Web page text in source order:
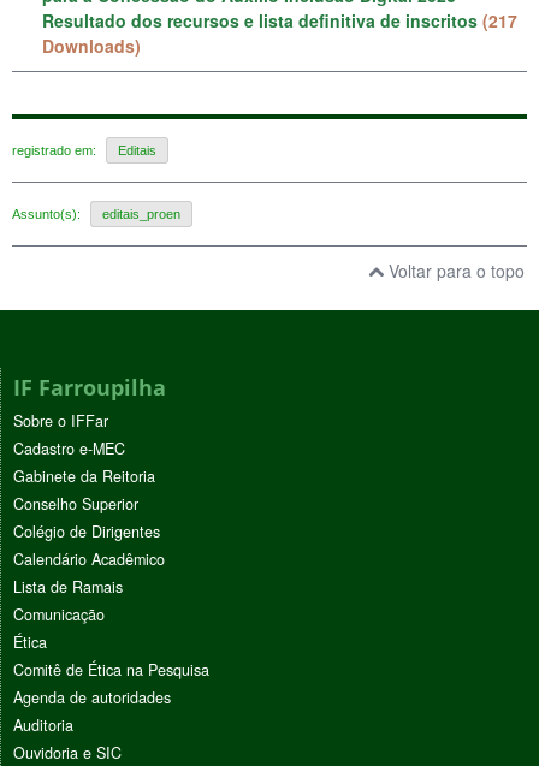
Resultado dos recursos e lista definitiva de inscritos (217
Downloads)
registrado em: Editais
Assunto(s): editais_proen
Voltar para o topo
IF Farroupilha
Sobre o IFFar
Cadastro e-MEC
Gabinete da Reitoria
Conselho Superior
Colégio de Dirigentes
Calendário Acadêmico
Lista de Ramais
Comunicação
Ética
Comitê de Ética na Pesquisa
Agenda de autoridades
Auditoria
Ouvidoria e SIC